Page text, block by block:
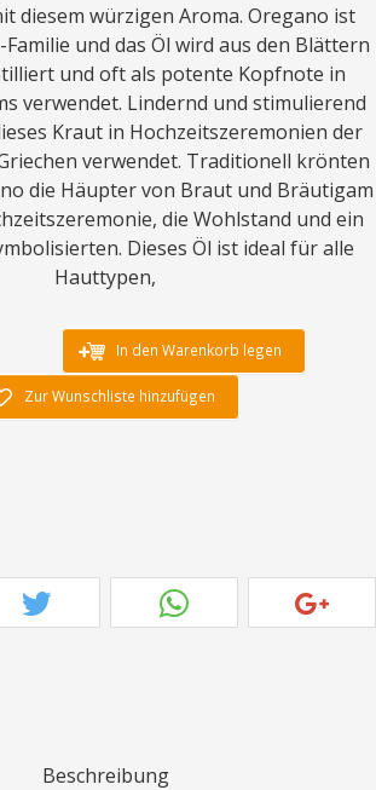
diesem würzigen Aroma. Oregano ist
und das Öl wird aus den Blättern
und oft als potente Kopfnote in
verwendet. Lindernd und stimulierend
Kraut in Hochzeitszeremonien der
verwendet. Traditionell krönten
die Häupter von Braut und Bräutigam
die Wohlstand und ein
Dieses Öl ist ideal für alle
Hauttypen,
In den Warenkorb legen
Zur Wunschliste hinzufügen
Beschreibung